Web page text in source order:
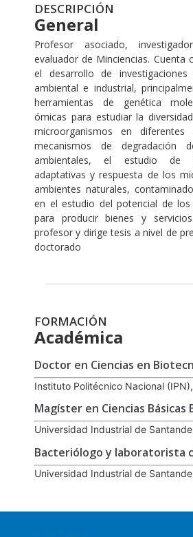
DESCRIPCIÓN
General
Profesor asociado,
evaluador de Minciencias. Cuenta
el desarrollo de investigaciones
ambiental e industrial,
herramientas de genética
ómicas para estudiar la
microorganismos en diferentes
mecanismos de degradación
ambientales, el estudio de
adaptativas y respuesta de los
ambientes naturales,
en el estudio del potencial de los
para producir bienes y
profesor y dirige tesis a nivel de
doctorado
FORMACIÓN
Académica
Doctor en Ciencias en
Instituto Politécnico Nacional
Magíster en Ciencias Básicas
Universidad Industrial de
Bacteriólogo y laboratorista
Universidad Industrial de